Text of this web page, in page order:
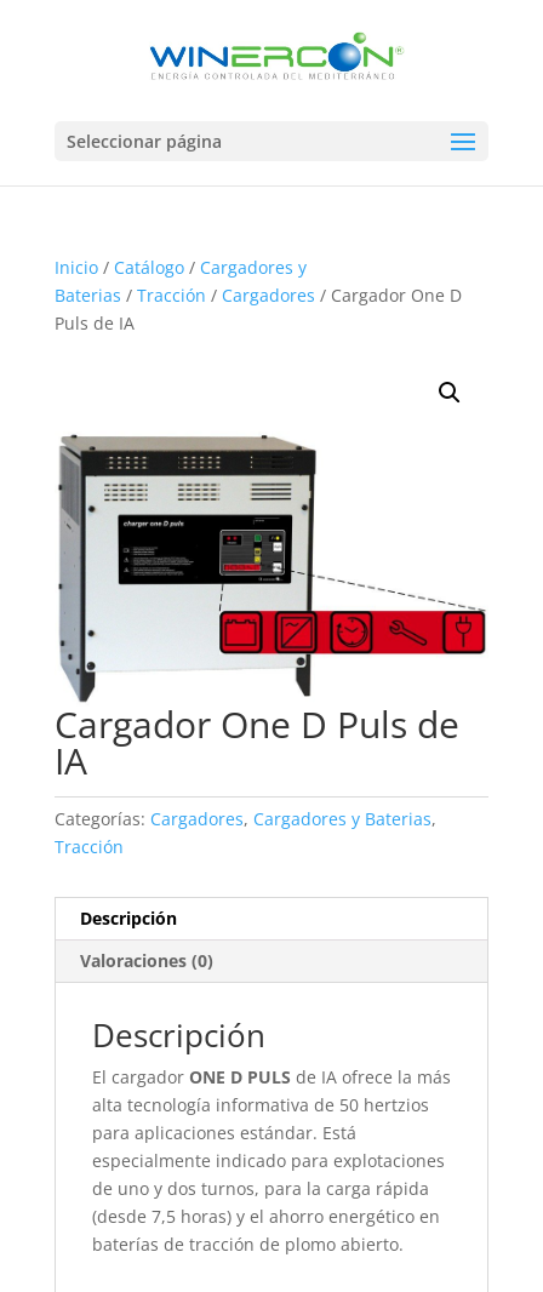
Seleccionar página
Inicio/ Catálogo/ Cargadores y
Baterias / Tracción / Cargadores / Cargador One D
Puls de IA
Cargador One D Puls de
IA
Categorías: Cargadores, Cargadores y Baterias,
Tracción
Descripción
Valoraciones (0)
Descripción
El cargador ONE D PULS de IA ofrece la más
alta tecnología informativa de 50 hertzios
para aplicaciones estándar. Está
especialmente indicado para explotaciones
de uno y dos turnos, para la carga rápida
(desde 7,5 horas) y el ahorro energético en
baterías de tracción de plomo abierto.